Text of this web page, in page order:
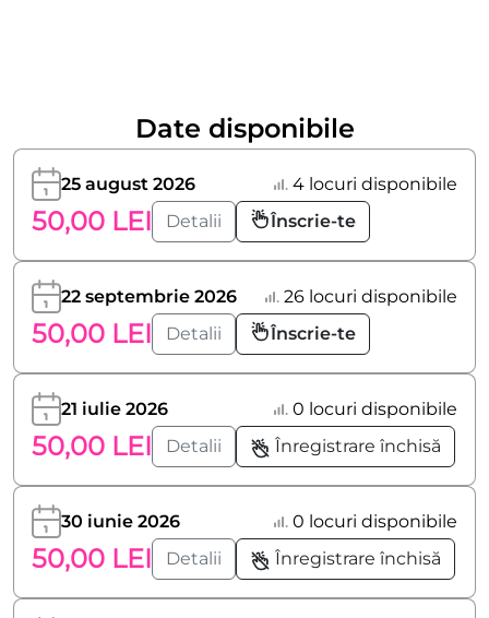
Date disponibile
25 august 2026 4 locuri disponibile
50,00 LEI Detalii Înscrie-te
22 septembrie 2026 26 locuri disponibile
50,00 LEI Detalii Înscrie-te
21 iulie 2026 0 locuri disponibile
50,00 LEI Detalii Înregistrare închisă
30 iunie 2026 0 locuri disponibile
50,00 LEI Detalii Înregistrare închisă